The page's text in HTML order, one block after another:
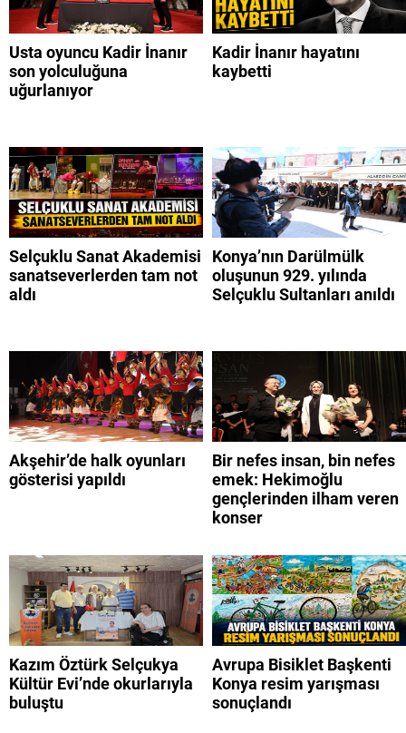
Usta oyuncu Kadir İnanır
son yolculuğuna
uğurlanıyor
Kadir İnanır hayatını
kaybetti
Selçuklu Sanat Akademisi
sanatseverlerden tam not
aldı
Konya’nın Darülmülk
oluşunun 929. yılında
Selçuklu Sultanları anıldı
Akşehir’de halk oyunları
gösterisi yapıldı
Bir nefes insan, bin nefes
emek: Hekimoğlu
gençlerinden ilham veren
konser
Kazım Öztürk Selçukya
Kültür Evi’nde okurlarıyla
buluştu
Avrupa Bisiklet Başkenti
Konya resim yarışması
sonuçlandı